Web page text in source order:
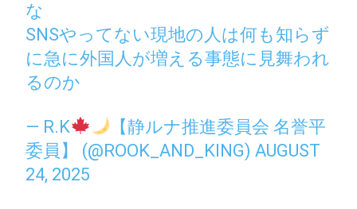
な
SNSやってない現地の人は何も知らず
に急に外国人が増える事態に見舞われ
るのか
— R.K
【静ルナ推進委員会 名誉平
委員】 (@ROOK_AND_KING)AUGUST
24, 2025